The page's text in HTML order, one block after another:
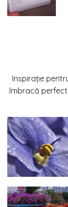
Inspirație
îmbracă